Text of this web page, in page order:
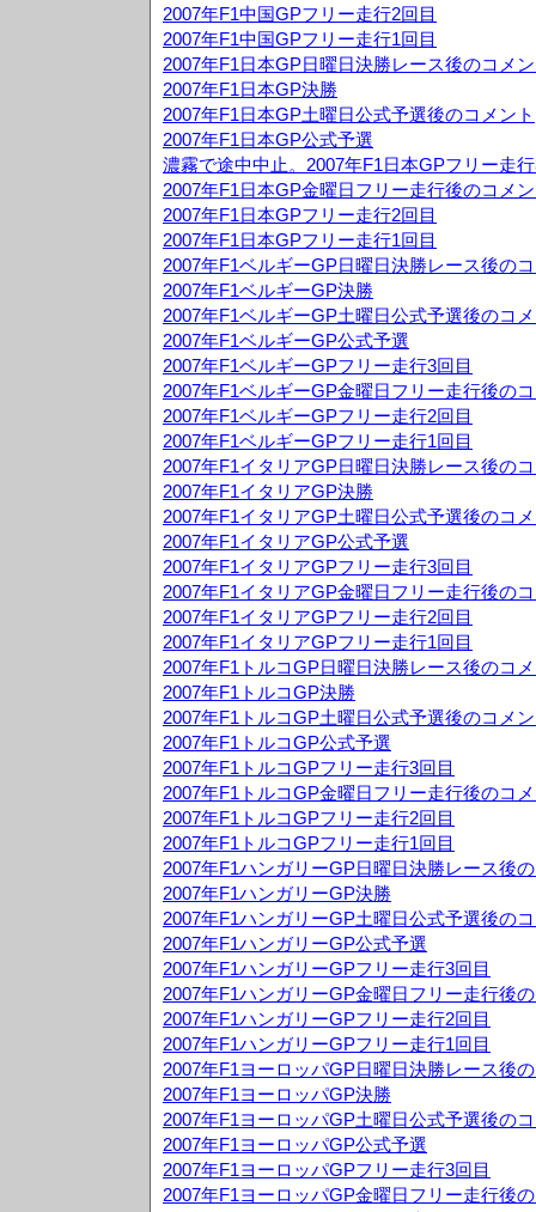
2007年F1中国GPフリー走行2回目
2007年F1中国GPフリー走行1回目
2007年F1日本GP日曜日決勝レース後のコメ
2007年F1日本GP決勝
2007年F1日本GP土曜日公式予選後のコメント
2007年F1日本GP公式予選
濃霧で途中中止。2007年F1日本GPフリー走
2007年F1日本GP金曜日フリー走行後のコメ
2007年F1日本GPフリー走行2回目
2007年F1日本GPフリー走行1回目
2007年F1ベルギーGP日曜日決勝レース後の
2007年F1ベルギーGP決勝
2007年F1ベルギーGP土曜日公式予選後のコ
2007年F1ベルギーGP公式予選
2007年F1ベルギーGPフリー走行3回目
2007年F1ベルギーGP金曜日フリー走行後の
2007年F1ベルギーGPフリー走行2回目
2007年F1ベルギーGPフリー走行1回目
2007年F1イタリアGP日曜日決勝レース後の
2007年F1イタリアGP決勝
2007年F1イタリアGP土曜日公式予選後のコ
2007年F1イタリアGP公式予選
2007年F1イタリアGPフリー走行3回目
2007年F1イタリアGP金曜日フリー走行後の
2007年F1イタリアGPフリー走行2回目
2007年F1イタリアGPフリー走行1回目
2007年F1トルコGP日曜日決勝レース後のコ
2007年F1トルコGP決勝
2007年F1トルコGP土曜日公式予選後のコメ
2007年F1トルコGP公式予選
2007年F1トルコGPフリー走行3回目
2007年F1トルコGP金曜日フリー走行後のコ
2007年F1トルコGPフリー走行2回目
2007年F1トルコGPフリー走行1回目
2007年F1ハンガリーGP日曜日決勝レース後
2007年F1ハンガリーGP決勝
2007年F1ハンガリーGP土曜日公式予選後の
2007年F1ハンガリーGP公式予選
2007年F1ハンガリーGPフリー走行3回目
2007年F1ハンガリーGP金曜日フリー走行後
2007年F1ハンガリーGPフリー走行2回目
2007年F1ハンガリーGPフリー走行1回目
2007年F1ヨーロッパGP日曜日決勝レース後
2007年F1ヨーロッパGP決勝
2007年F1ヨーロッパGP土曜日公式予選後の
2007年F1ヨーロッパGP公式予選
2007年F1ヨーロッパGPフリー走行3回目
2007年F1ヨーロッパGP金曜日フリー走行後